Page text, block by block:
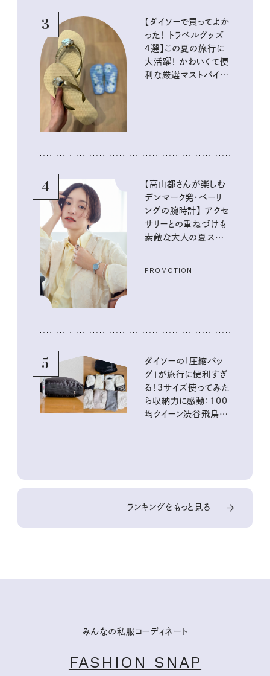
3
【ダイソーで買ってよか
った！ トラベルグッズ
4選】この夏の旅行に
大活躍！ かわいくて便
利な厳選マストバイア
4
【高山都さんが楽しむ
デンマーク発・ベーリ
ングの腕時計】 アクセ
サリーとの重ねづけも
素敵な大人の夏スタイ
PROMOTION
5
ダイソーの「圧縮バッ
グ」が旅行に便利すぎ
る！3サイズ使ってみた
ら収納力に感動：100
均クイーン渋谷飛鳥の
ランキングをもっと見る
みんなの私服コーディネート
FASHION SNAP